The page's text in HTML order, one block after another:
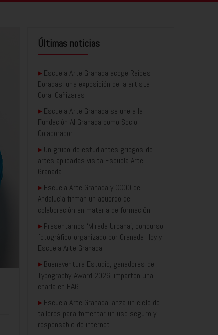
Últimas noticias
▸Escuela Arte Granada acoge Raíces
Doradas, una exposición de la artista
Coral Cañizares
▸Escuela Arte Granada se une a la
Fundación AI Granada como Socio
Colaborador
▸Un grupo de estudiantes griegos de
artes aplicadas visita Escuela Arte
Granada
▸Escuela Arte Granada y CCOO de
Andalucía firman un acuerdo de
colaboración en materia de formación
▸Presentamos ‘Mirada Urbana’, concurso
fotográfico organizado por Granada Hoy y
Escuela Arte Granada
▸Buenaventura Estudio, ganadores del
Typography Award 2026, imparten una
charla en EAG
▸Escuela Arte Granada lanza un ciclo de
talleres para fomentar un uso seguro y
responsable de internet